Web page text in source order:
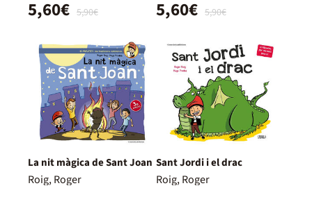
5,90€
5,60€ 5,90€
5,60€
La nit màgica de Sant Joan
Roig, Roger
Sant Jordi i el drac
Roig, Roger